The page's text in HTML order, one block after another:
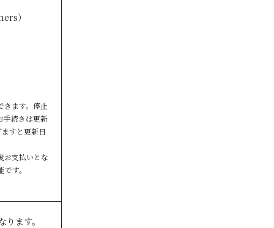
）
きます。停止
手続きは更新
すと更新日
お支払いとな
す。
ます。